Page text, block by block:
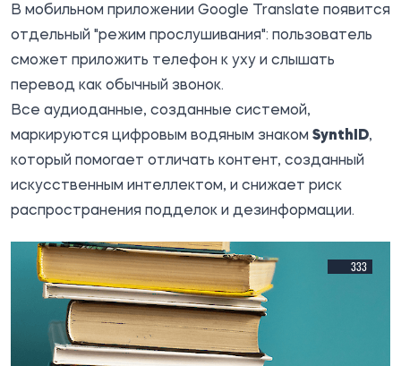
В мобильном приложении Google Translate появится
отдельный "режим прослушивания": пользователь
сможет приложить телефон к уху и слышать
перевод как обычный звонок.
Все аудиоданные, созданные системой,
маркируются цифровым водяным знаком SynthID,
который помогает отличать контент, созданный
искусственным интеллектом, и снижает риск
распространения подделок и дезинформации.
333